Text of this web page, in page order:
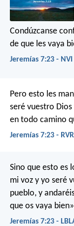
Condúzcanse
de que les vaya
Jeremías 7:23 - NVI
Pero esto les
seré vuestro
en todo camino
Jeremías 7:23 -
Sino que esto es
mi voz y yo seré
pueblo, y
que os vaya
Jeremías 7:23 -